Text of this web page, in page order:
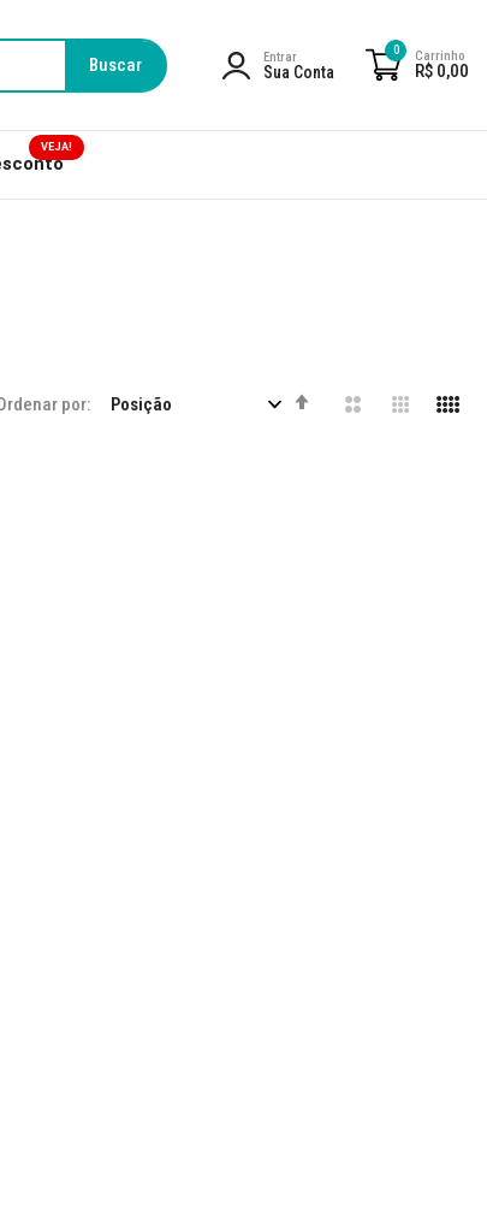
Buscar Entrar
Sua Conta
0 Carrinho
R$ 0,00
VEJA!
por
Definir